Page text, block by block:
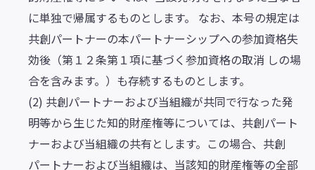
に単独で帰属するものとします。 なお、本号の規定は
共創パートナーの本パートナーシップへの参加資格失
効後（第１２条第１項に基づく参加資格の取消 しの場
合を含みます。）も存続するものとします。
(2) 共創パートナーおよび当組織が共同で行なった発
明等から生じた知的財産権等については、共創パート
ナーおよび当組織の共有とします。この場合、共創
パートナーおよび当組織は、当該知的財産権等の全部